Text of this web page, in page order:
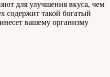
для улучшения вкуса, чем
содержит такой богатый
вашему организму